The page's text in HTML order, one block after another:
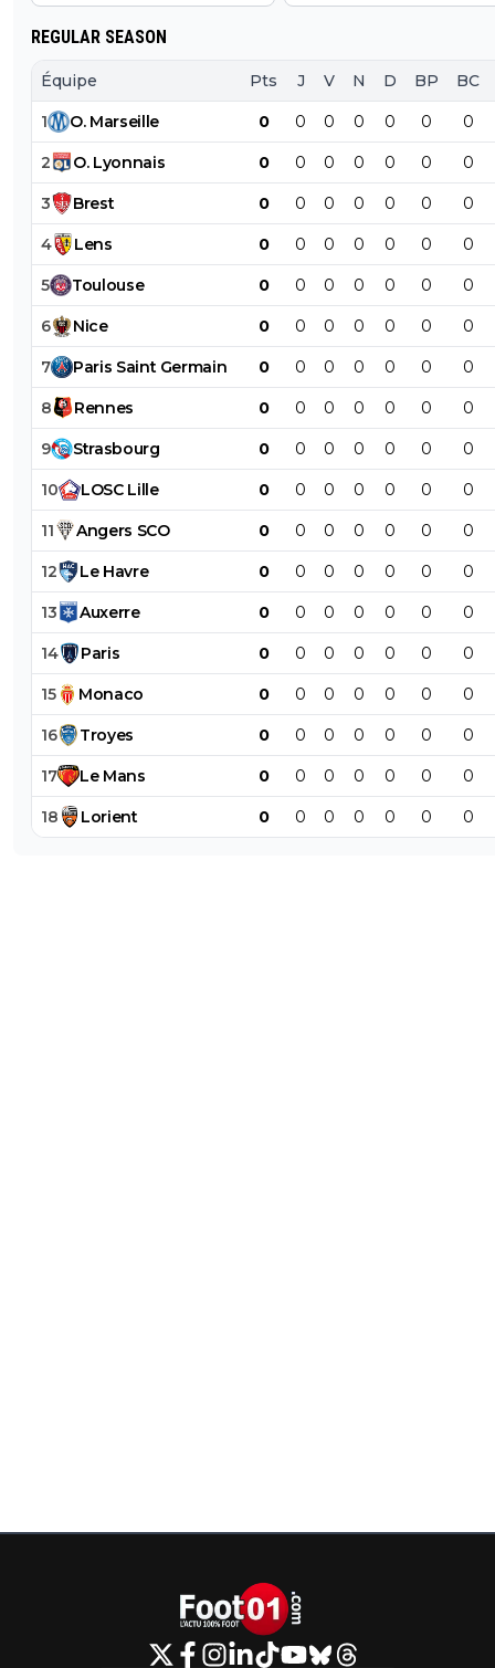
REGULAR SEASON
Équipe Pts J V N D BP BC
1 O. Marseille 0 0 0 0 0 0 0
2 O. Lyonnais 0 0 0 0 0 0 0
3 Brest 0 0 0 0 0 0 0
4 Lens 0 0 0 0 0 0 0
5 Toulouse 0 0 0 0 0 0 0
6 Nice 0 0 0 0 0 0 0
7 Paris Saint Germain 0 0 0 0 0 0 0
8 Rennes 0 0 0 0 0 0 0
9 Strasbourg 0 0 0 0 0 0 0
10 LOSC Lille 0 0 0 0 0 0 0
11 Angers SCO 0 0 0 0 0 0 0
12 Le Havre 0 0 0 0 0 0 0
13 Auxerre 0 0 0 0 0 0 0
14 Paris 0 0 0 0 0 0 0
15 Monaco 0 0 0 0 0 0 0
16 Troyes 0 0 0 0 0 0 0
17 Le Mans 0 0 0 0 0 0 0
18 Lorient 0 0 0 0 0 0 0